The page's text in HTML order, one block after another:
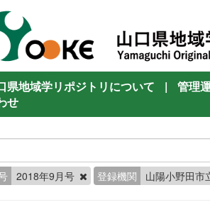
県地域学リポジトリについて |
管理
せ
2018年9月号 登録機関 山陽小野田